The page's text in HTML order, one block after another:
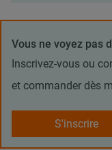
Vous ne voyez pas
Inscrivez-vous ou
et commander dès
S'inscrire